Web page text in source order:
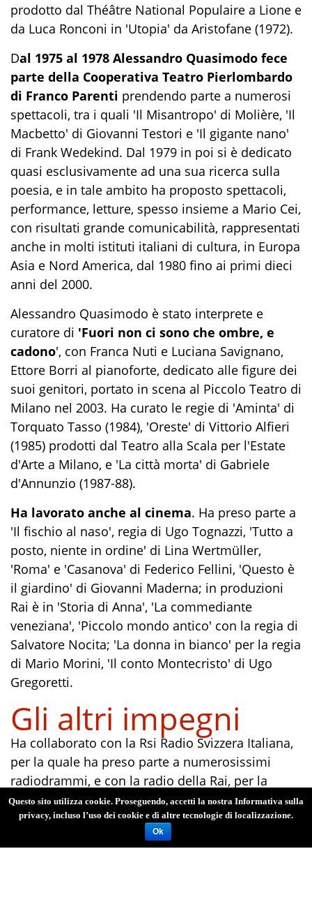
prodotto dal Théâtre National Populaire a Lione e
da Luca Ronconi in 'Utopia' da Aristofane (1972).
Dal 1975 al 1978 Alessandro Quasimodo fece
parte della Cooperativa Teatro Pierlombardo
di Franco Parenti prendendo parte a numerosi
spettacoli, tra i quali 'Il Misantropo' di Molière, 'Il
Macbetto' di Giovanni Testori e 'Il gigante nano'
di Frank Wedekind. Dal 1979 in poi si è dedicato
quasi esclusivamente ad una sua ricerca sulla
poesia, e in tale ambito ha proposto spettacoli,
performance, letture, spesso insieme a Mario Cei,
con risultati grande comunicabilità, rappresentati
anche in molti istituti italiani di cultura, in Europa
Asia e Nord America, dal 1980 fino ai primi dieci
anni del 2000.
Alessandro Quasimodo è stato interprete e
curatore di 'Fuori non ci sono che ombre, e
cadono', con Franca Nuti e Luciana Savignano,
Ettore Borri al pianoforte, dedicato alle figure dei
suoi genitori, portato in scena al Piccolo Teatro di
Milano nel 2003. Ha curato le regie di 'Aminta' di
Torquato Tasso (1984), 'Oreste' di Vittorio Alfieri
(1985) prodotti dal Teatro alla Scala per l'Estate
d'Arte a Milano, e 'La città morta' di Gabriele
d'Annunzio (1987-88).
Ha lavorato anche al cinema. Ha preso parte a
'Il fischio al naso', regia di Ugo Tognazzi, 'Tutto a
posto, niente in ordine' di Lina Wertmüller,
'Roma' e 'Casanova' di Federico Fellini, 'Questo è
il giardino' di Giovanni Maderna; in produzioni
Rai è in 'Storia di Anna', 'La commediante
veneziana', 'Piccolo mondo antico' con la regia di
Salvatore Nocita; 'La donna in bianco' per la regia
di Mario Morini, 'Il conto Montecristo' di Ugo
Gregoretti.
Gli altri impegni
Ha collaborato con la Rsi Radio Svizzera Italiana,
per la quale ha preso parte a numerosissimi
radiodrammi, e con la radio della Rai, per la
quale ha curato, tra l'altro, ventisei trasmissioni
sulla poesia italiana tra Otto e Novecento dal
titolo 'Saltimbanchi dell'anima' (1986). E' stato
Questo sito utilizza cookie. Proseguendo, accetti la nostra Informativa sulla
privacy, incluso l’uso dei cookie e di altre tecnologie di localizzazione.
Ok